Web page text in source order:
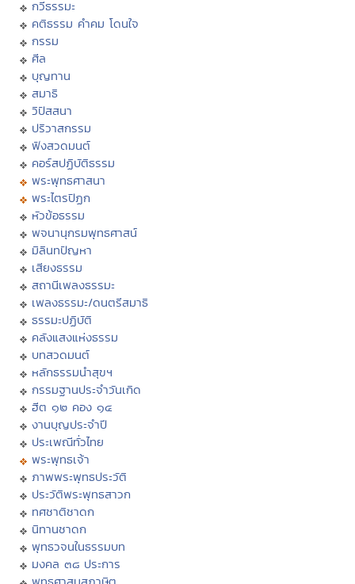
กวีธรรมะ
คติธรรม คำคม โดนใจ
กรรม
ศีล
บุญทาน
สมาธิ
วิปัสสนา
ปริวาสกรรม
ฟังสวดมนต์
คอร์สปฏิบัติธรรม
พระพุทธศาสนา
พระไตรปิฏก
หัวข้อธรรม
พจนานุกรมพุทธศาสน์
มิลินทปัญหา
เสียงธรรม
สถานีเพลงธรรมะ
เพลงธรรมะ/ดนตรีสมาธิ
ธรรมะปฏิบัติ
คลังแสงแห่งธรรม
บทสวดมนต์
หลักธรรมนำสุขฯ
กรรมฐานประจำวันเกิด
ฮีต ๑๒ คอง ๑๔
งานบุญประจำปี
ประเพณีทั่วไทย
พระพุทธเจ้า
ภาพพระพุทธประวัติ
ประวัติพระพุทธสาวก
ทศชาติชาดก
นิทานชาดก
พุทธวจนในธรรมบท
มงคล ๓๘ ประการ